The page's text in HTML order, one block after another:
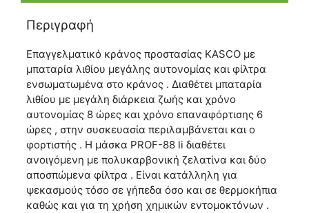
Περιγραφή
Επαγγελματικό κράνος προστασίας KASCO με
μπαταρία λιθίου μεγάλης αυτονομίας και φίλτρα
ενσωματωμένα στο κράνος . Διαθέτει μπαταρία
λιθίου με μεγάλη διάρκεια ζωής και χρόνο
αυτονομίας 8 ώρες και χρόνο επαναφόρτισης 6
ώρες , στην συσκευασία περιλαμβάνεται και ο
φορτιστής . Η μάσκα PROF-88 li διαθέτει
ανοιγόμενη με πολυκαρβονική ζελατίνα και δύο
αποσπώμενα φίλτρα . Είναι κατάλληλη για
ψεκασμούς τόσο σε γήπεδα όσο και σε θερμοκήπια
καθώς και για τη χρήση χημικών εντομοκτόνων .